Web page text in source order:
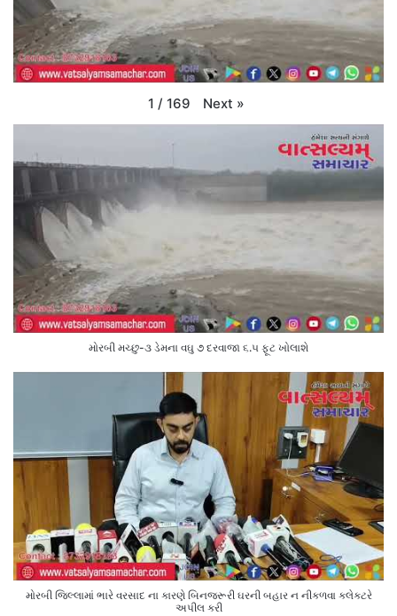
1 / 169 Next »
મોરબી મચ્છુ-૩ ડેમના વઘુ ૭ દરવાજા ૬.૫ ફૂટ ખોલાશે
મોરબી જિલ્લામાં ભારે વરસાદ ના કારણે બિનજરૂરી ઘરની બહાર ન નીકળવા કલેક્ટરે
અપીલ કરી